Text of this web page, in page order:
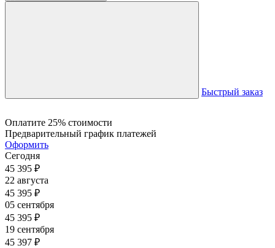
Быстрый заказ
Оплатите 25% стоимости
Предварительный график платежей
Оформить
Сегодня
45 395 ₽
22 августа
45 395 ₽
05 сентября
45 395 ₽
19 сентября
45 397 ₽